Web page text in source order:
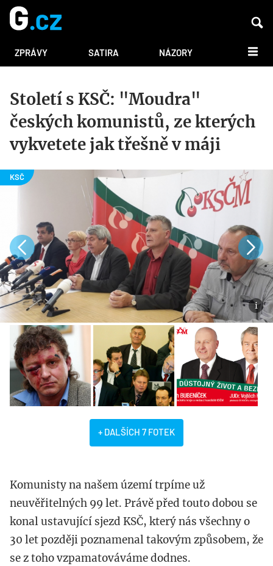
ZPRÁVY SATIRA NÁZORY DALŠÍ
Století s KSČ: "Moudra"
českých komunistů, ze kterých
vykvetete jak třešně v máji
+ DALŠÍCH 7 FOTEK
Komunisty na našem území trpíme už
neuvěřitelných 99 let. Právě před touto dobou se
konal ustavující sjezd KSČ, který nás všechny o
30 let později poznamenal takovým způsobem, že
se z toho vzpamatováváme dodnes.